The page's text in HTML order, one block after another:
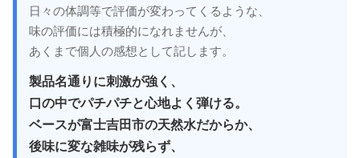
日々の体調等で評価が変わってくるような、
味の評価には積極的になれませんが、
あくまで個人の感想として記します。
製品名通りに刺激が強く、
口の中でパチパチと心地よく弾ける。
ベースが富士吉田市の天然水だからか、
後味に変な雑味が残らず、